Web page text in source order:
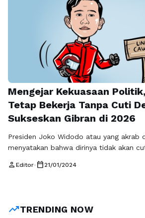
Mengejar Kekuasaan
Tetap Bekerja Tanpa Cuti
Sukseskan Gibran di 2026
Presiden Joko Widodo atau yang akrab
menyatakan bahwa dirinya tidak akan
rangka memuluskan strategi untuk
mengerahkan para menteri kabinetnya
person Editor• calendar_today 21/01/2024
trending_upTRENDING NOW